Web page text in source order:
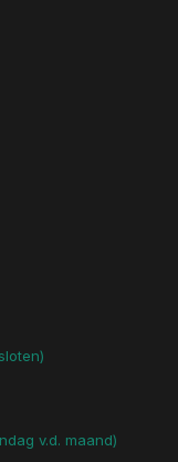
v.d. maand)